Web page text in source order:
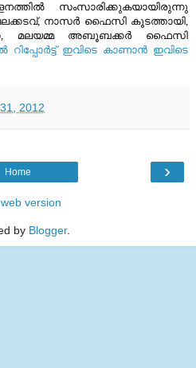
സംസാരിക്കുകയായിരുന്നു
നാസര്‍ ഫൈസി കൂടത്തായി,
മലയമ്മ അബൂബക്കര്‍ ഫൈസി
റിപ്പോര്‍ട്ട്‌ ഇവിടെ കാണാന്‍ ഇവിടെ
2012
›
Home
version
by Blogger.